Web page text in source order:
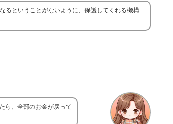
るということがないように、保護してくれる機構
ら、全部のお金が戻って